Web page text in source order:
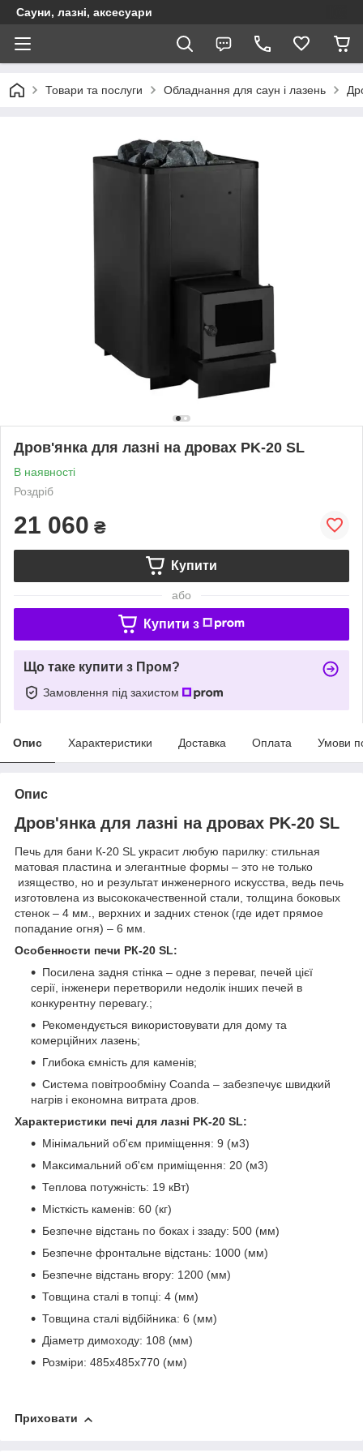
Сауни, лазні, аксесуари
Товари та послуги Обладнання для саун і лазень
Дров'янка для лазні на дровах PK-20 SL
В наявності
Роздріб
21 060 ₴
Купити
або
Купити з
Що таке купити з Пром?
Замовлення під захистом
Опис Характеристики Доставка Оплата Умови
Опис
Дров'янка для лазні на дровах PK-20 SL
Печь для бани К-20 SL украсит любую парилку: стильная
матовая пластина и элегантные формы – это не только
изящество, но и результат инженерного искусства, ведь печь
изготовлена из высококачественной стали, толщина боковых
стенок – 4 мм., верхних и задних стенок (где идет прямое
попадание огня) – 6 мм.
Особенности печи PК-20 SL:
Посилена задня стінка – одне з переваг, печей цієї
серії, інженери перетворили недолік інших печей в
конкурентну перевагу.;
Рекомендується використовувати для дому та
комерційних лазень;
Глибока ємність для каменів;
Система повітрообміну Coanda – забезпечує швидкий
нагрів і економна витрата дров.
Характеристики печі для лазні PK-20 SL:
Мінімальний об'єм приміщення: 9 (м3)
Максимальний об'єм приміщення: 20 (м3)
Теплова потужність: 19 кВт)
Місткість каменів: 60 (кг)
Безпечне відстань по боках і ззаду: 500 (мм)
Безпечне фронтальне відстань: 1000 (мм)
Безпечне відстань вгору: 1200 (мм)
Товщина сталі в топці: 4 (мм)
Товщина сталі відбійника: 6 (мм)
Діаметр димоходу: 108 (мм)
Розміри: 485х485х770 (мм)
Приховати